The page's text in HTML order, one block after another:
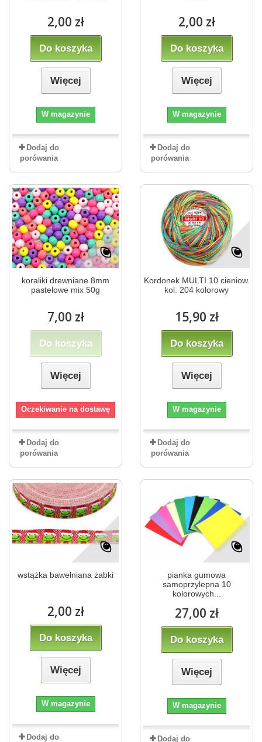
2,00 zł
Do koszyka
Więcej
W magazynie
Dodaj do
porówania
2,00 zł
Do koszyka
Więcej
W magazynie
Dodaj do
porówania
koraliki drewniane 8mm
pastelowe mix 50g
7,00 zł
Do koszyka
Więcej
Oczekiwanie na dostawę
Dodaj do
porówania
Kordonek MULTI 10 cieniow.
kol. 204 kolorowy
15,90 zł
Do koszyka
Więcej
W magazynie
Dodaj do
porówania
wstążka bawełniana żabki
2,00 zł
Do koszyka
Więcej
W magazynie
Dodaj do
pianka gumowa
samoprzylepna 10
kolorowych...
27,00 zł
Do koszyka
Więcej
W magazynie
Dodaj do